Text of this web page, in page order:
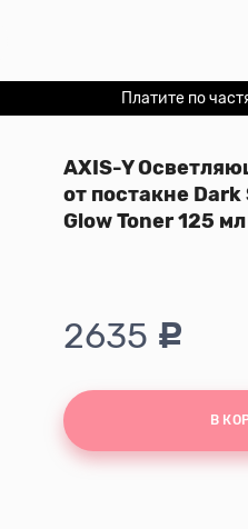
Платите по
AXIS-Y
от постакне
Glow Toner 125 мл
2635
В